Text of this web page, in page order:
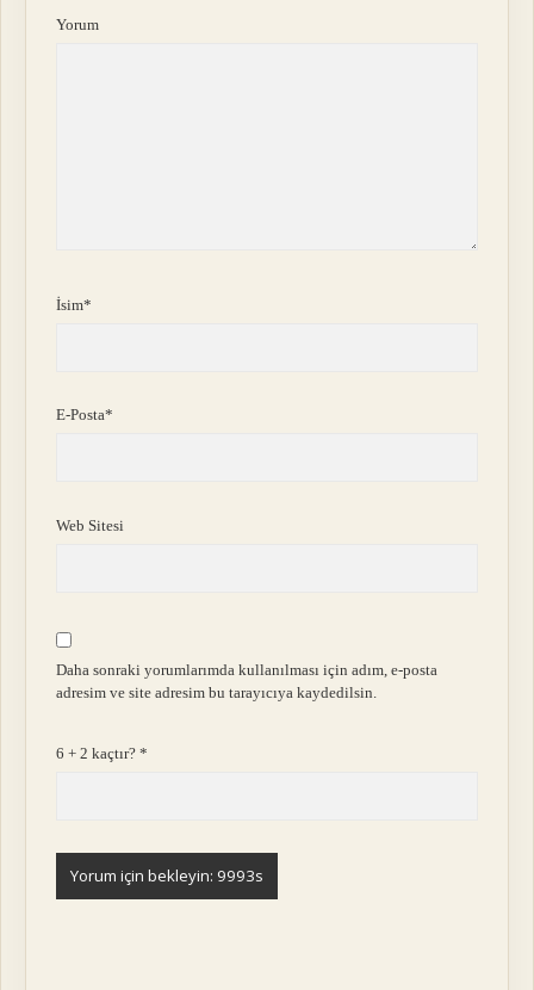
Yorum
İsim*
E-Posta*
Web Sitesi
Daha sonraki yorumlarımda kullanılması için adım, e-posta
adresim ve site adresim bu tarayıcıya kaydedilsin.
6 + 2 kaçtır?*